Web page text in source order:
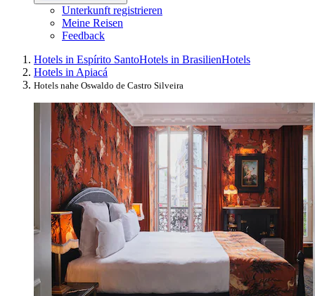
Unterkunft registrieren
Meine Reisen
Feedback
Hotels in Espírito SantoHotels in BrasilienHotels
Hotels in Apiacá
Hotels nahe Oswaldo de Castro Silveira